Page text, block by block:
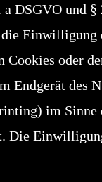
DSGVO und §
Einwilligung
Cookies oder
Endgerät des
im Sinne
Die